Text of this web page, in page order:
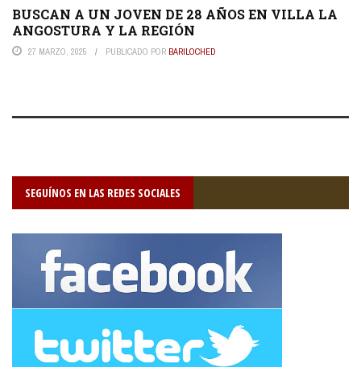
BUSCAN A UN JOVEN DE 28 AÑOS EN VILLA LA
ANGOSTURA Y LA REGIÓN
27 MARZO, 2025 PUBLICADO POR BARILOCHED
SEGUÍNOS EN LAS REDES SOCIALES